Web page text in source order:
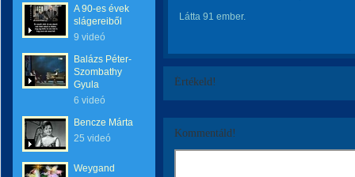
A 90-es évek
slágereiből
9 videó
Balázs Péter-
Szombathy
Gyula
6 videó
Bencze Márta
25 videó
Weygand
Látta 91 ember.
Értékeld!
Kommentáld!